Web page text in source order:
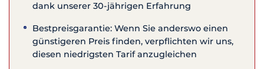
dank unserer 30-jährigen Erfahrung
Bestpreisgarantie: Wenn Sie anderswo einen
günstigeren Preis finden, verpflichten wir uns,
diesen niedrigsten Tarif anzugleichen